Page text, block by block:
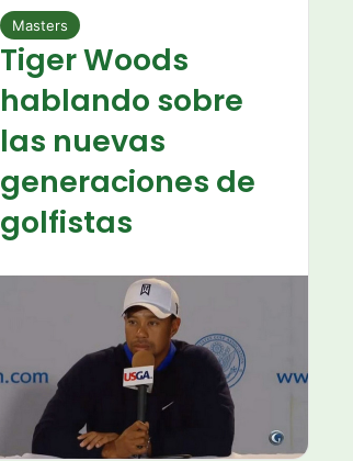
Masters
Tiger Woods
hablando sobre
las nuevas
generaciones de
golfistas